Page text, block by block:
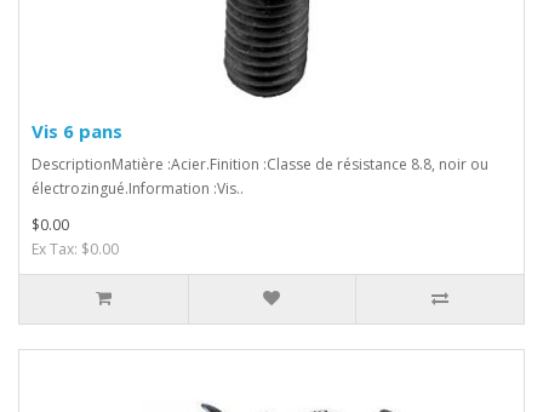
Vis 6 pans
DescriptionMatière :Acier.Finition :Classe de résistance 8.8, noir ou
électrozingué.Information :Vis..
$0.00
Ex Tax: $0.00